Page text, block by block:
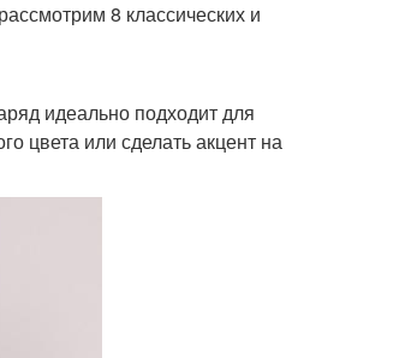
8 классических и
идеально подходит для
цвета или сделать акцент на